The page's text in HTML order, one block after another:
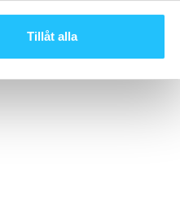
Tillåt alla